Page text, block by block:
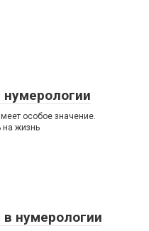
нумерологии
особое значение.
на жизнь
нумерологии